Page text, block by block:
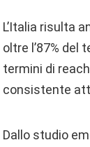
L’Italia risulta
oltre l’87% del
termini di
consistente
Dallo studio